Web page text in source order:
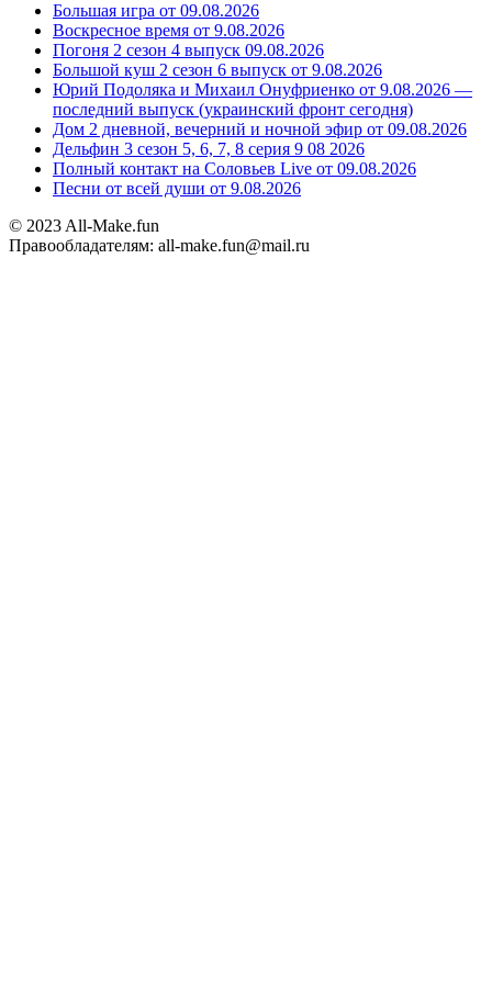
Большая игра от 09.08.2026
Воскресное время от 9.08.2026
Погоня 2 сезон 4 выпуск 09.08.2026
Большой куш 2 сезон 6 выпуск от 9.08.2026
Юрий Подоляка и Михаил Онуфриенко от 9.08.2026 —
последний выпуск (украинский фронт сегодня)
Дом 2 дневной, вечерний и ночной эфир от 09.08.2026
Дельфин 3 сезон 5, 6, 7, 8 серия 9 08 2026
Полный контакт на Соловьев Live от 09.08.2026
Песни от всей души от 9.08.2026
© 2023 All-Make.fun
Правообладателям: all-make.fun@mail.ru